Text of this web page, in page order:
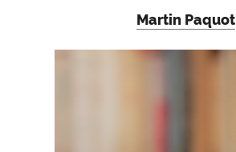
Martin Paquot